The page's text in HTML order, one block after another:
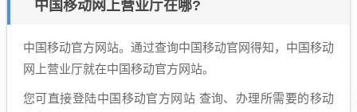
中国移动网上营业厅在哪?
中国移动官方网站。通过查询中国移动官网得知，中国移动
网上营业厅就在中国移动官方网站。
您可直接登陆中国移动官方网站 查询、办理所需要的移动